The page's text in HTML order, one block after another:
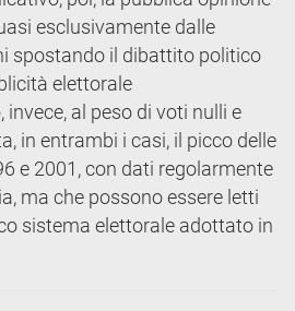
esclusivamente dalle
spostando il dibattito politico
elettorale
al peso di voti nulli e
in entrambi i casi, il picco delle
e 2001, con dati regolarmente
ma che possono essere letti
sistema elettorale adottato in